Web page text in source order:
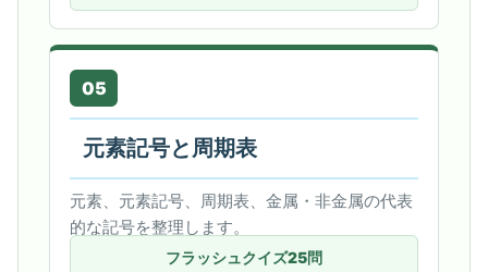
05
元素記号と周期表
元素、元素記号、周期表、金属・非金属の代表
的な記号を整理します。
フラッシュクイズ25問